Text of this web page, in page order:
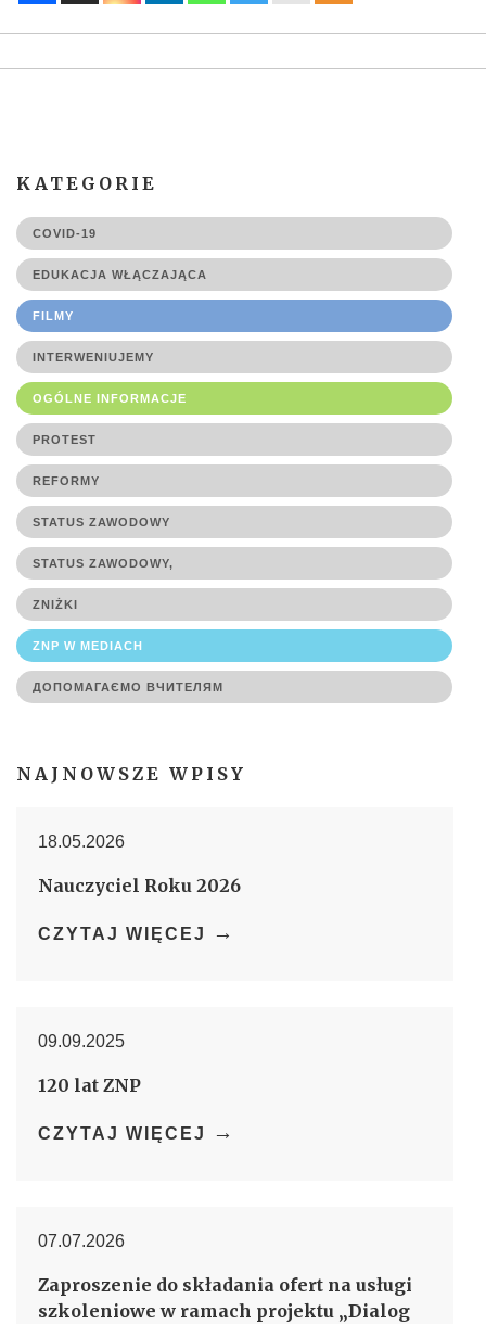
KATEGORIE
COVID-19
EDUKACJA WŁĄCZAJĄCA
FILMY
INTERWENIUJEMY
OGÓLNE INFORMACJE
PROTEST
REFORMY
STATUS ZAWODOWY
STATUS ZAWODOWY,
ZNIŻKI
ZNP W MEDIACH
ДОПОМАГАЄМО ВЧИТЕЛЯМ
NAJNOWSZE WPISY
18.05.2026
Nauczyciel Roku 2026
CZYTAJ WIĘCEJ →
09.09.2025
120 lat ZNP
CZYTAJ WIĘCEJ →
07.07.2026
Zaproszenie do składania ofert na usługi
szkoleniowe w ramach projektu „Dialog